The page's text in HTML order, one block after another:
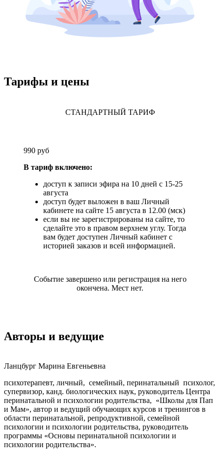
Тарифы и цены
СТАНДАРТНЫЙ ТАРИФ
990 руб
В тариф включено:
доступ к записи эфира на 10 дней с 15-25
августа
доступ будет выложен в ваш Личный
кабинете на сайте 15 августа в 12.00 (мск)
если вы не зарегистрированы на сайте, то
сделайте это в правом верхнем углу. Тогда
вам будет доступен Личный кабинет с
историей заказов и всей информацией.
Событие завершено или регистрация на него
окончена. Мест нет.
Авторы и ведущие
Ланцбург Марина Евгеньевна
психотерапевт, личный, семейный, перинатальный психолог,
супервизор, канд. биологических наук, руководитель Центра
перинатальной и психологии родительства, «Школы для Пап
и Мам», автор и ведущий обучающих курсов и тренингов в
области перинатальной, репродуктивной, семейной
психологии и психологии родительства, руководитель
программы «Основы перинатальной психологии и
психологии родительства».